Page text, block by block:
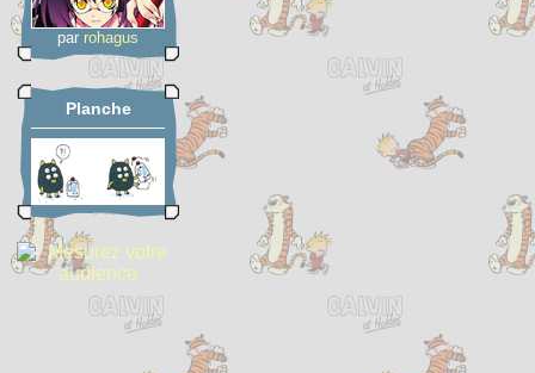
par rohagus
Planche